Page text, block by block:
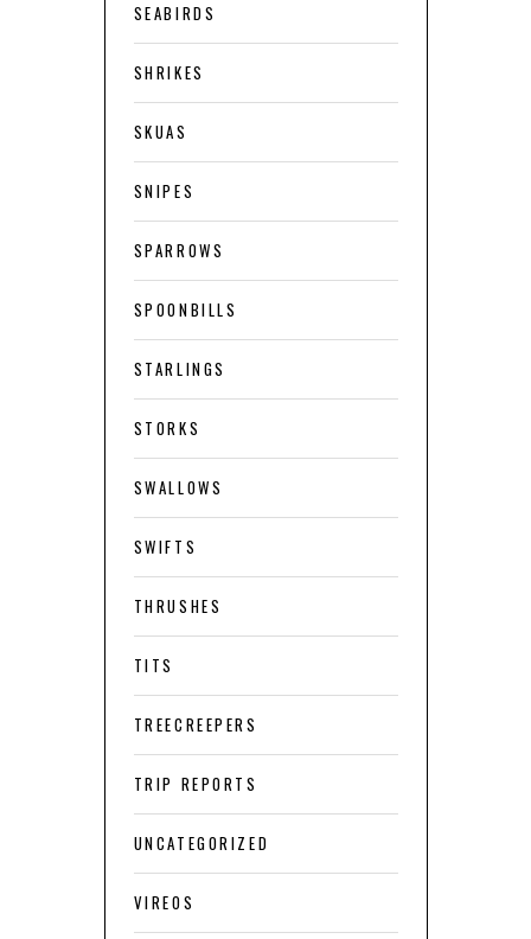
SEABIRDS
SHRIKES
SKUAS
SNIPES
SPARROWS
SPOONBILLS
STARLINGS
STORKS
SWALLOWS
SWIFTS
THRUSHES
TITS
TREECREEPERS
TRIP REPORTS
UNCATEGORIZED
VIREOS